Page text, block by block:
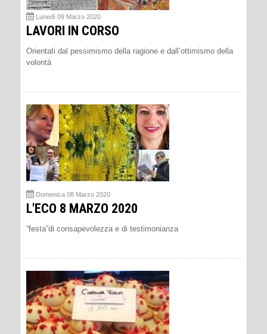
Lunedì 09 Marzo 2020
LAVORI IN CORSO
Orientati dal pessimismo della ragione e dall’ottimismo della
volontà
Domenica 08 Marzo 2020
L'ECO 8 MARZO 2020
“festa”di consapevolezza e di testimonianza